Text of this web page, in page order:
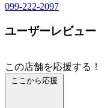
099-222-2097
ユーザーレビュー
この店舗を応援する！
ここから応援